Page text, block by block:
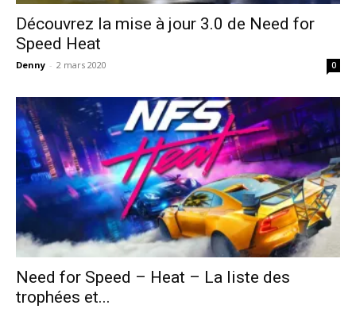
Découvrez la mise à jour 3.0 de Need for
Speed Heat
Denny - 2 mars 2020 0
Need for Speed – Heat – La liste des
trophées et...